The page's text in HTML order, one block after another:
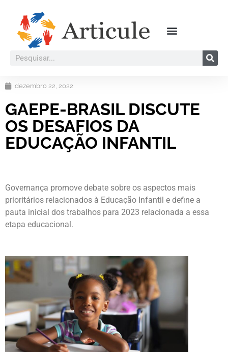
dezembro 22, 2022
GAEPE-BRASIL DISCUTE
OS DESAFIOS DA
EDUCAÇÃO INFANTIL
Governança promove debate sobre os aspectos mais
prioritários relacionados à Educação Infantil e define a
pauta inicial dos trabalhos para 2023 relacionada a essa
etapa educacional.